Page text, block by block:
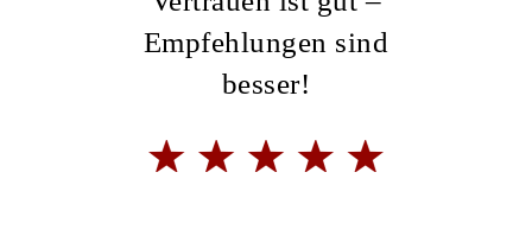
Empfehlungen sind
besser!